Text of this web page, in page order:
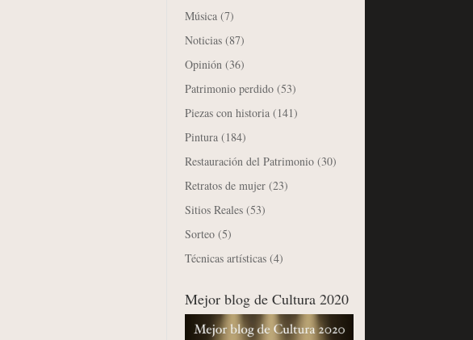
Música (7)
Noticias (87)
Opinión (36)
Patrimonio perdido (53)
Piezas con historia (141)
Pintura (184)
Restauración del Patrimonio (30)
Retratos de mujer (23)
Sitios Reales (53)
Sorteo (5)
Técnicas artísticas (4)
Mejor blog de Cultura 2020